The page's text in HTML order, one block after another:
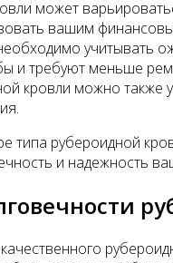
может
вашим
учитывать
и требуют меньше
кровли можно также
типа рубероидной
и надежность